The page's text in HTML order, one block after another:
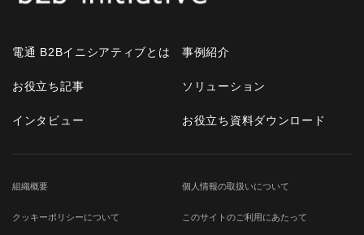
電通 B2Bイニシアティブとは
お役立ち記事
インタビュー
事例紹介
ソリューション
お役立ち資料ダウンロード
組織概要 個人情報の取扱いについて
クッキーポリシーについて このサイトのご利用にあたって